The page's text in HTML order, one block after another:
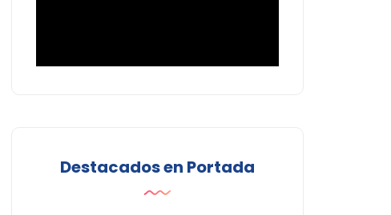
Destacados en Portada